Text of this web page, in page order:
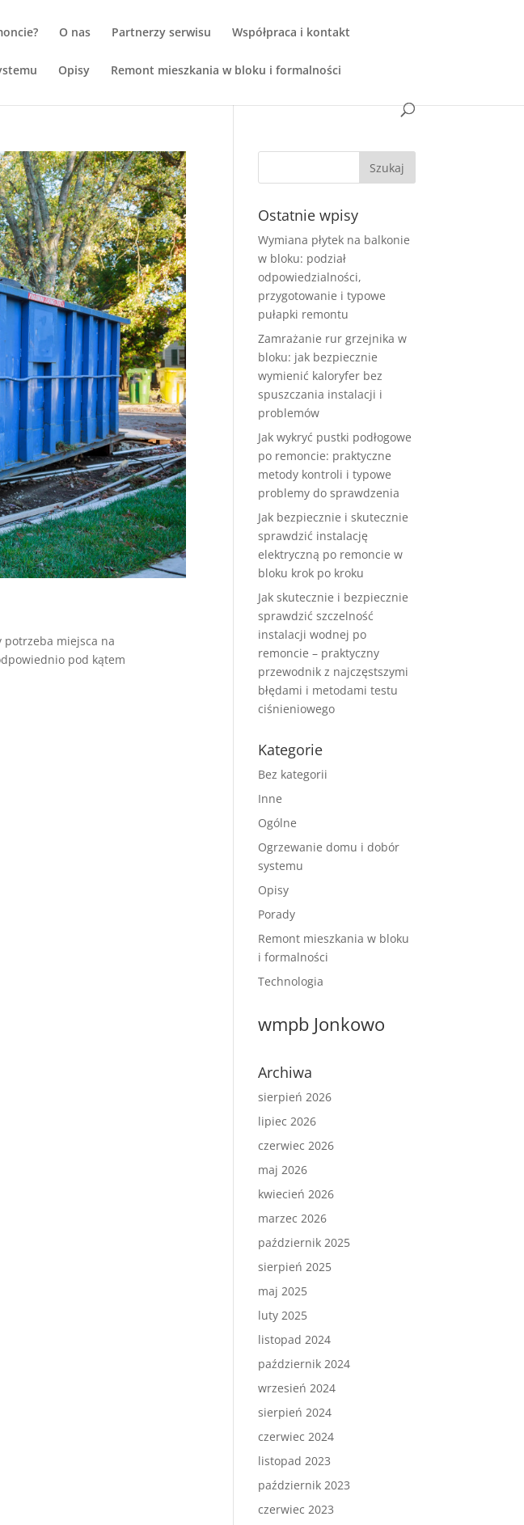
O nas Partnerzy serwisu Współpraca i kontakt
Opisy Remont mieszkania w bloku i formalności
potrzeba miejsca na
pod kątem
Ostatnie wpisy
Wymiana płytek na balkonie
w bloku: podział
odpowiedzialności,
przygotowanie i typowe
pułapki remontu
Zamrażanie rur grzejnika w
bloku: jak bezpiecznie
wymienić kaloryfer bez
spuszczania instalacji i
problemów
Jak wykryć pustki podłogowe
po remoncie: praktyczne
metody kontroli i typowe
problemy do sprawdzenia
Jak bezpiecznie i skutecznie
sprawdzić instalację
elektryczną po remoncie w
bloku krok po kroku
Jak skutecznie i bezpiecznie
sprawdzić szczelność
instalacji wodnej po
remoncie – praktyczny
przewodnik z najczęstszymi
błędami i metodami testu
ciśnieniowego
Kategorie
Bez kategorii
Inne
Ogólne
Ogrzewanie domu i dobór
systemu
Opisy
Porady
Remont mieszkania w bloku
i formalności
Technologia
wmpb Jonkowo
Archiwa
sierpień 2026
lipiec 2026
czerwiec 2026
maj 2026
kwiecień 2026
marzec 2026
październik 2025
sierpień 2025
maj 2025
luty 2025
listopad 2024
październik 2024
wrzesień 2024
sierpień 2024
czerwiec 2024
listopad 2023
październik 2023
czerwiec 2023